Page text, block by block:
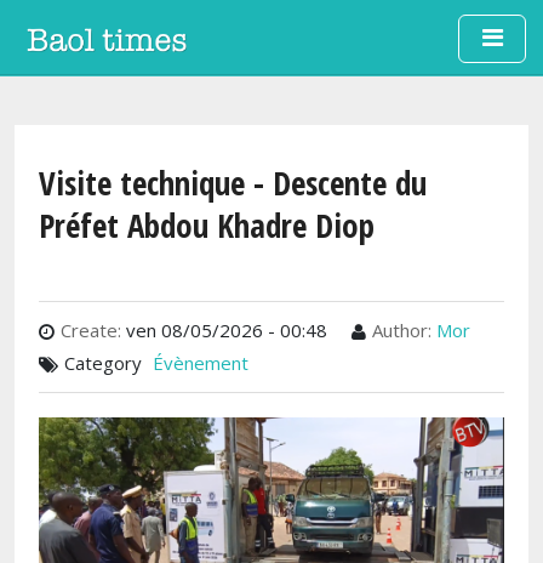
Aller au contenu principal
Visite technique - Descente du
Préfet Abdou Khadre Diop
Create: ven 08/05/2026 - 00:48 Author: Mor
Category Évènement